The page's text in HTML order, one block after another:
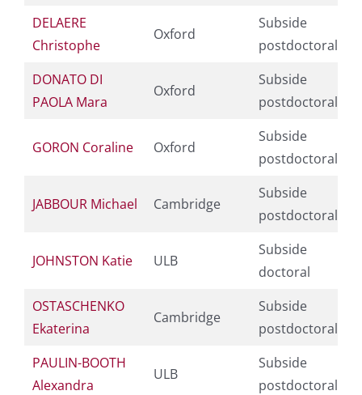
DELAERE
Christophe
Oxford
Subside
postdoctoral
DONATO DI
PAOLA Mara
Oxford
Subside
postdoctoral
GORON Coraline Oxford
Subside
postdoctoral
JABBOUR Michael Cambridge
Subside
postdoctoral
JOHNSTON Katie ULB
Subside
doctoral
OSTASCHENKO
Ekaterina
Cambridge
Subside
postdoctoral
PAULIN-BOOTH
Alexandra
ULB
Subside
postdoctoral